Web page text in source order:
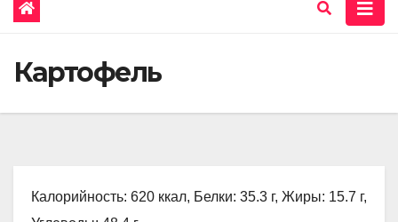
Картофель
Калорийность: 620 ккал, Белки: 35.3 г, Жиры: 15.7 г,